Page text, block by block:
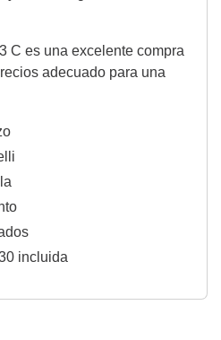
C es una excelente compra
adecuado para una
incluida